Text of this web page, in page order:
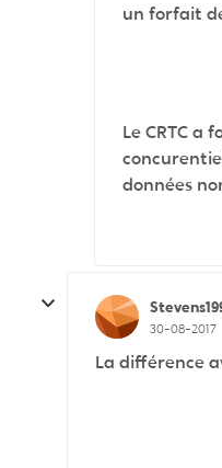
un forfait
Le CRTC
données
30-08-2017
La différence